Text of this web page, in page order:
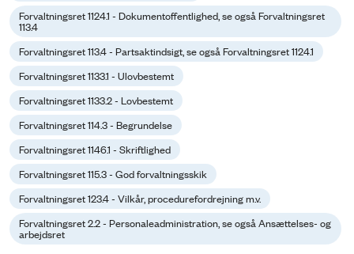
Forvaltningsret 1124.1 - Dokumentoffentlighed, se også Forvaltningsret
113.4
Forvaltningsret 113.4 - Partsaktindsigt, se også Forvaltningsret 1124.1
Forvaltningsret 1133.1 - Ulovbestemt
Forvaltningsret 1133.2 - Lovbestemt
Forvaltningsret 114.3 - Begrundelse
Forvaltningsret 1146.1 - Skriftlighed
Forvaltningsret 115.3 - God forvaltningsskik
Forvaltningsret 123.4 - Vilkår, procedurefordrejning m.v.
Forvaltningsret 2.2 - Personaleadministration, se også Ansættelses- og
arbejdsret